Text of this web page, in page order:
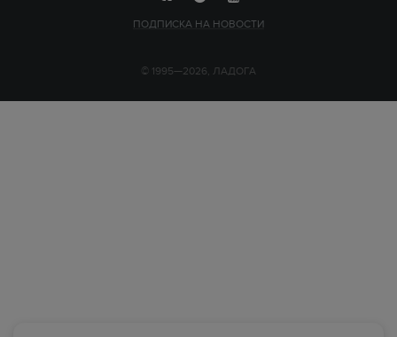
ПОДПИСКА НА НОВОСТИ
© 1995—2026, ЛАДОГА